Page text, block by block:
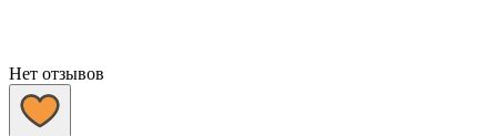
Нет отзывов